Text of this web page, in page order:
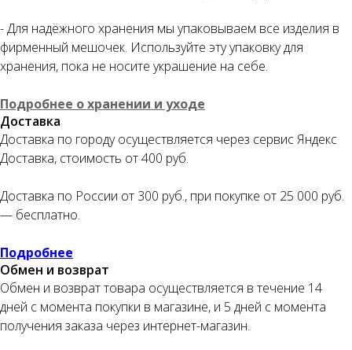
- Для надёжного хранения мы упаковываем все изделия в
фирменный мешочек. Используйте эту упаковку для
хранения, пока не носите украшение на себе.
Подробнее о хранении и уходе
Доставка
Доставка по городу осуществляется через сервис Яндекс
Доставка, стоимость от 400 руб.
Доставка по России от 300 руб., при покупке от 25 000 руб.
— бесплатно.
Подробнее
Обмен и возврат
Обмен и возврат товара осуществляется в течение 14
дней с момента покупки в магазине, и 5 дней с момента
получения заказа через интернет-магазин.
Оплатите сегодня 25% стоимости покупки
картой любого банка, остальное — тремя
платежами раз в две недели.